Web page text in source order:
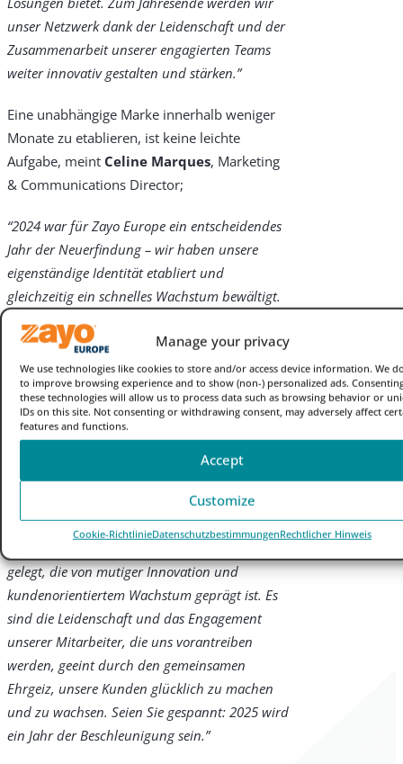
Manage your privacy
We use technologies like cookies to store and/or access device information. We
to improve browsing experience and to show (non-) personalized ads.
these technologies will allow us to process data such as browsing behavior or
IDs on this site. Not consenting or withdrawing consent, may adversely affect
features and functions.
Accept
Customize
Cookie-RichtlinieDatenschutzbestimmungenRechtlicher Hinweis
unser Netzwerk dank der Leidenschaft und der
Zusammenarbeit unserer engagierten Teams
weiter innovativ gestalten und stärken.”
Eine unabhängige Marke innerhalb weniger
Monate zu etablieren, ist keine leichte
Aufgabe, meint Celine Marques, Marketing
& Communications Director;
“2024 war für Zayo Europe ein entscheidendes
Jahr der Neuerfindung – wir haben unsere
eigenständige Identität etabliert und
gleichzeitig ein schnelles Wachstum bewältigt.
Das Marketing spielte bei dieser
Transformation eine Schlüsselrolle. In nur zwei
Monaten haben wir unsere Marke neu definiert
und eine starke digitale Präsenz eingeführt, die
unsere Sichtbarkeit in den wichtigsten
europäischen Märkten erhöht hat.
Aber das ist erst der Anfang. Wir haben die
Position von Zayo Europe als führender
Anbieter von Hochleistungskonnektivität
gelegt, die von mutiger Innovation und
kundenorientiertem Wachstum geprägt ist. Es
sind die Leidenschaft und das Engagement
unserer Mitarbeiter, die uns vorantreiben
werden, geeint durch den gemeinsamen
Ehrgeiz, unsere Kunden glücklich zu machen
und zu wachsen. Seien Sie gespannt: 2025 wird
ein Jahr der Beschleunigung sein.”